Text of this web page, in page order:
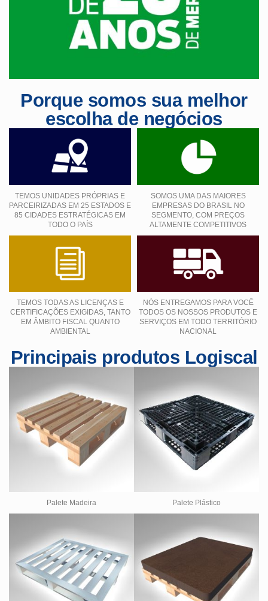
Porque somos sua melhor
escolha de negócios
TEMOS UNIDADES PRÓPRIAS E
PARCEIRIZADAS EM 25 ESTADOS E
85 CIDADES ESTRATÉGICAS EM
TODO O PAÍS
SOMOS UMA DAS MAIORES
EMPRESAS DO BRASIL NO
SEGMENTO, COM PREÇOS
ALTAMENTE COMPETITIVOS
TEMOS TODAS AS LICENÇAS E
CERTIFICAÇÕES EXIGIDAS, TANTO
EM ÂMBITO FISCAL QUANTO
AMBIENTAL
NÓS ENTREGAMOS PARA VOCÊ
TODOS OS NOSSOS PRODUTOS E
SERVIÇOS EM TODO TERRITÓRIO
NACIONAL
Principais produtos Logiscal
Palete Madeira Palete Plástico